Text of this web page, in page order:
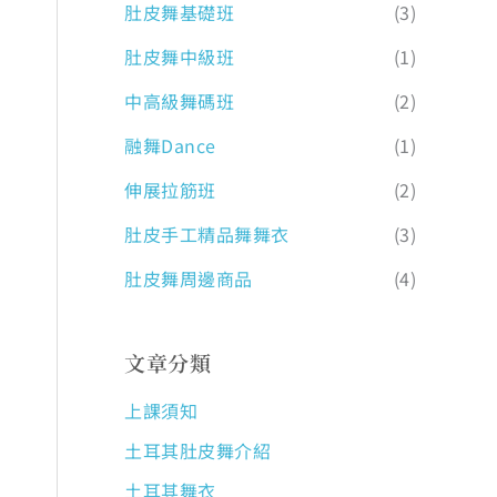
肚皮舞基礎班
(3)
肚皮舞中級班
(1)
中高級舞碼班
(2)
融舞Dance
(1)
伸展拉筋班
(2)
肚皮手工精品舞舞衣
(3)
肚皮舞周邊商品
(4)
文章分類
上課須知
土耳其肚皮舞介紹
土耳其舞衣